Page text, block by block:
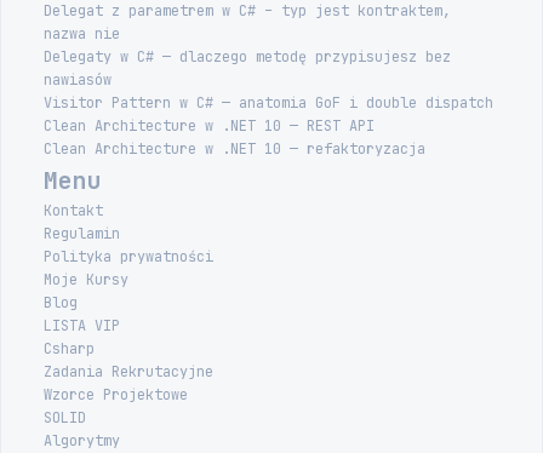
Delegat z parametrem w C# – typ jest kontraktem,
nazwa nie
Delegaty w C# — dlaczego metodę przypisujesz bez
nawiasów
Visitor Pattern w C# — anatomia GoF i double dispatch
Clean Architecture w .NET 10 — REST API
Clean Architecture w .NET 10 — refaktoryzacja
Menu
Kontakt
Regulamin
Polityka prywatności
Moje Kursy
Blog
LISTA VIP
Csharp
Zadania Rekrutacyjne
Wzorce Projektowe
SOLID
Algorytmy